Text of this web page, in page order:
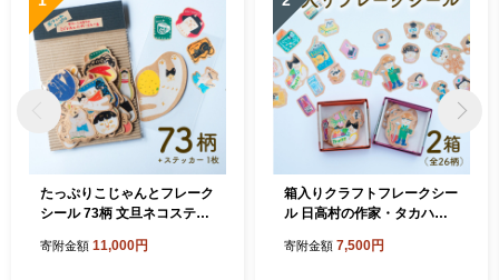
たっぷりこじゃんとフレーク
シール 73柄 文旦ネコステッ
カハシカヨコ
寄附金額 11,000円
箱入りクラフトフレークシー
ル 日高村の作家・タカハシ
ット
寄附金額 7,500円